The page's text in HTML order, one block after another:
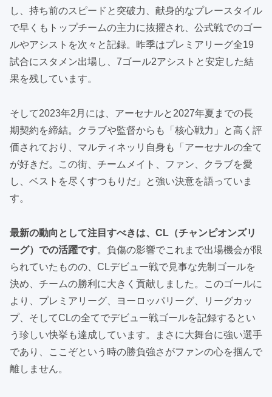
し、持ち前のスピードと突破力、献身的なプレースタイル
で早くもトップチームの主力に抜擢され、公式戦でのゴー
ルやアシストを次々と記録。昨季はプレミアリーグ全19
試合にスタメン出場し、7ゴール2アシストと安定した結
果を残しています。
そして2023年2月には、アーセナルと2027年夏までの長
期契約を締結。クラブや監督からも「核心戦力」と高く評
価されており、マルティネッリ自身も「アーセナルの全て
が好きだ。この街、チームメイト、ファン、クラブを愛
し、ベストを尽くすつもりだ」と強い決意を語っていま
す。
最新の動向として注目すべきは、CL（チャンピオンズリ
ーグ）での活躍です。負傷の影響でこれまで出場機会が限
られていたものの、CLデビュー戦で見事な先制ゴールを
決め、チームの勝利に大きく貢献しました。このゴールに
より、プレミアリーグ、ヨーロッパリーグ、リーグカッ
プ、そしてCLの全てでデビュー戦ゴールを記録するとい
う珍しい快挙も達成しています。まさに大舞台に強い選手
であり、ここぞという時の勝負強さがファンの心を掴んで
離しません。